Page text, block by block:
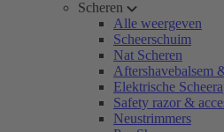
Scheren
Alle weergeven
Scheerschuim
Nat Scheren
Aftershavebalsem
Elektrische
Safety razor &
Neustrimmers